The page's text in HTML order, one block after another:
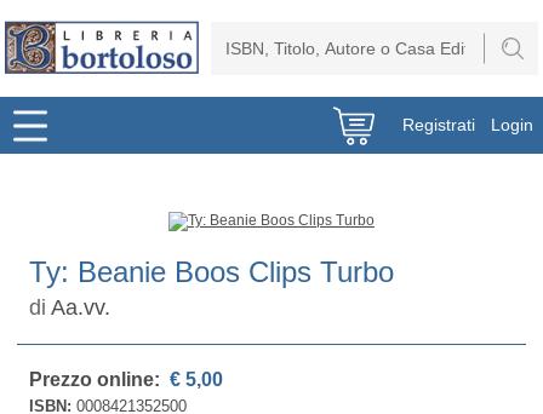
Registrati Login
Ty: Beanie Boos Clips Turbo
diAa.vv.
Prezzo online: € 5,00
ISBN:0008421352500